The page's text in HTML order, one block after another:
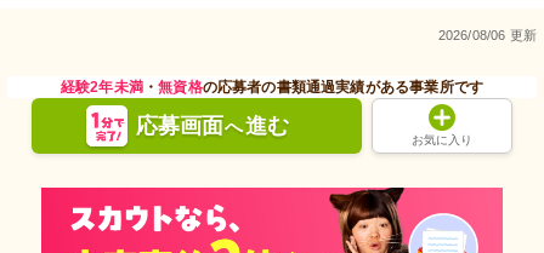
2026/08/06 更新
経験2年未満・無資格の応募者の書類通過実績がある事業所です
応募画面へ進む
お気に入り